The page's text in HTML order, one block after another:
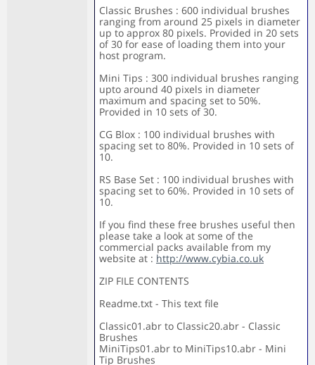
Classic Brushes : 600 individual brushes
ranging from around 25 pixels in diameter
up to approx 80 pixels. Provided in 20 sets
of 30 for ease of loading them into your
host program.
Mini Tips : 300 individual brushes ranging
upto around 40 pixels in diameter
maximum and spacing set to 50%.
Provided in 10 sets of 30.
CG Blox : 100 individual brushes with
spacing set to 80%. Provided in 10 sets of
10.
RS Base Set : 100 individual brushes with
spacing set to 60%. Provided in 10 sets of
10.
If you find these free brushes useful then
please take a look at some of the
commercial packs available from my
website at : http://www.cybia.co.uk
ZIP FILE CONTENTS
Readme.txt - This text file
Classic01.abr to Classic20.abr - Classic
Brushes
MiniTips01.abr to MiniTips10.abr - Mini
Tip Brushes